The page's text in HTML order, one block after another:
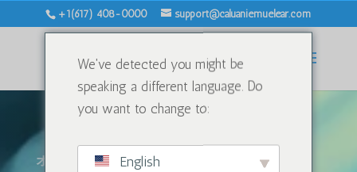
+1(617) 408-0000 support@caluaniemuelear.com
オンライン購入限定!!
We've detected you might be
speaking a different language. Do
you want to change to:
English